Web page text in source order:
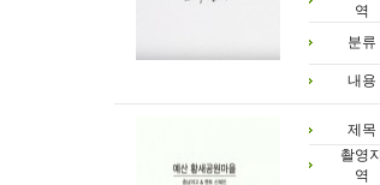
역
분류
내용
제목
촬영지
역